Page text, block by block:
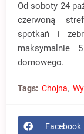
Od soboty 24
czerwoną
spotkań i
maksymalnie
domowego.
Tags: Chojna
Facebook